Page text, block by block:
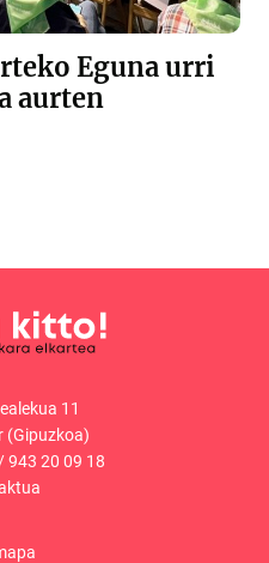
Eguna urri
aurten
11
(Gipuzkoa)
943 20 09 18